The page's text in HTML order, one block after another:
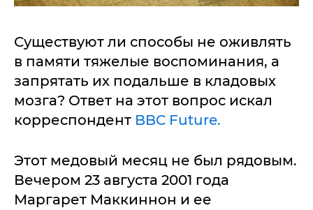
Существуют ли способы не оживлять
в памяти тяжелые воспоминания, а
запрятать их подальше в кладовых
мозга? Ответ на этот вопрос искал
корреспондент BBC Future.
Этот медовый месяц не был рядовым.
Вечером 23 августа 2001 года
Маргарет Маккиннон и ее